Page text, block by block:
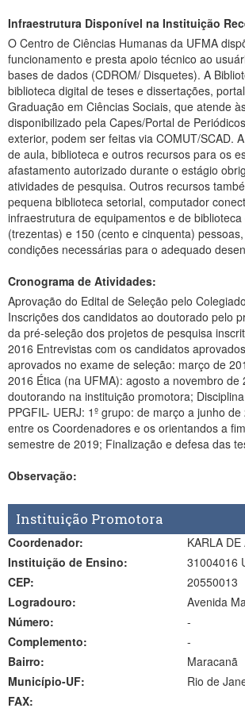
Infraestrutura Disponível na Instituição
O Centro de Ciências Humanas da UFMA
funcionamento e presta apoio técnico ao
bases de dados (CDROM/ Disquetes). A
biblioteca digital de teses e dissertações,
Graduação em Ciências Sociais, que atende
disponibilizado pela Capes/Portal de
exterior, podem ser feitas via COMUT/SCAD. A Instituição Receptora tem acesso ao
de aula, biblioteca e outros recursos para os
afastamento autorizado durante o estágio
atividades de pesquisa. Outros recursos
pequena biblioteca setorial, computador
infraestrutura de equipamentos e de
(trezentas) e 150 (cento e cinquenta)
condições necessárias para o adequado
Cronograma de Atividades:
Aprovação do Edital de Seleção pelo
Inscrições dos candidatos ao doutorado pelo
da pré-seleção dos projetos de pesquisa
2016 Entrevistas com os candidatos
aprovados no exame de seleção: março de
2016 Ética (na UFMA): agosto a novembro
doutorando na instituição promotora;
PPGFIL- UERJ: 1º grupo: de março a junho
entre os Coordenadores e os orientandos a
semestre de 2019; Finalização e defesa das
Observação:
Instituição Promotora
Coordenador:
KARLA
Instituição de Ensino:
31004016
CEP:
20550013
Logradouro:
Avenida
Número:
-
Complemento:
-
Bairro:
Maracanã
Município-UF:
Rio de
FAX: